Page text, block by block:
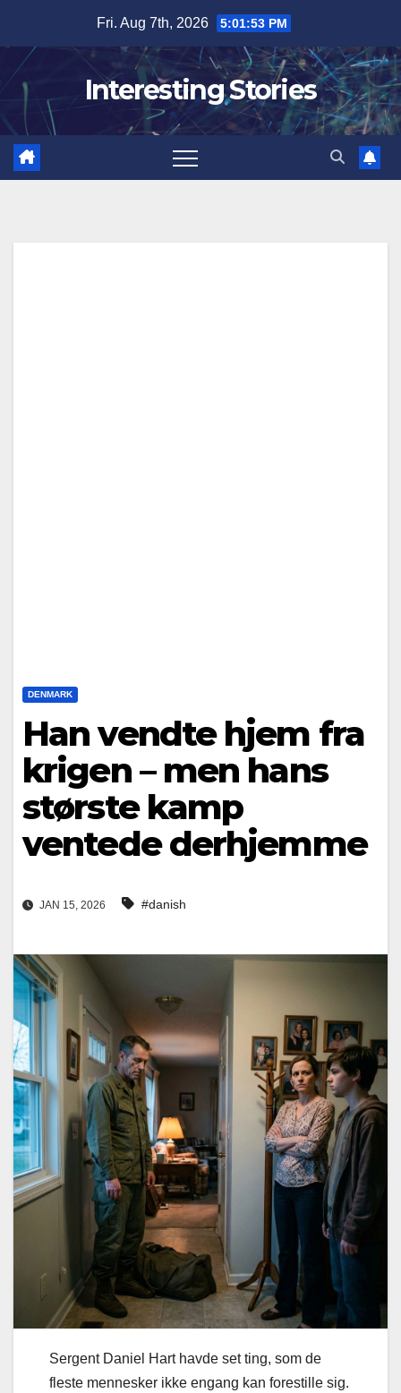
content
Fri. Aug 7th, 2026 5:01:54 PM
Interesting Stories
DENMARK
Han vendte hjem fra
krigen – men hans
største kamp
ventede derhjemme
JAN 15, 2026 #danish
Sergent Daniel Hart havde set ting, som de
fleste mennesker ikke engang kan forestille sig.